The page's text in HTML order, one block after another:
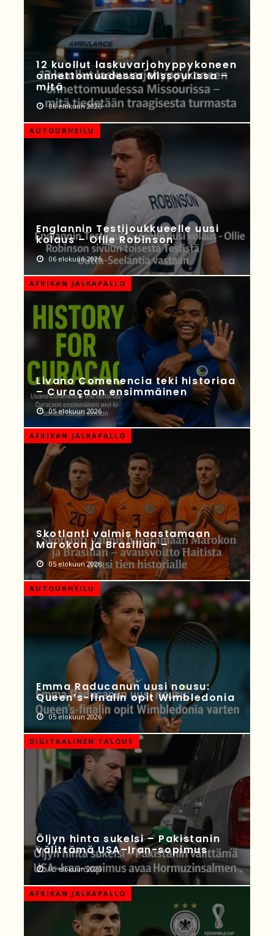
12 kuollut laskuvarjohyppykoneen
onnettomuudessa Missourissa –
mitä
06 elokuun 2026
AUTOURHEILU
Englannin Testijoukkueelle uusi
kolaus – Ollie Robinson
06 elokuun 2026
AFRIKAN JALKAPALLO
Livano Comenencia teki historiaa
– Curaçaon ensimmäinen
05 elokuun 2026
AFRIKAN JALKAPALLO
Skotlanti valmis haastamaan
Marokon ja Brasilian –
05 elokuun 2026
AUTOURHEILU
Emma Raducanun uusi nousu:
Queen’s-finalin opit Wimbledonia
05 elokuun 2026
DIGITAALINEN TALOUS
Öljyn hinta sukelsi – Pakistanin
välittämä USA–Iran-sopimus
05 elokuun 2026
AFRIKAN JALKAPALLO